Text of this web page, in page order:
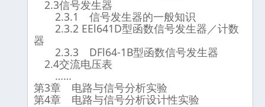
2.3信号发生器
2.3.1 信号发生器的一般知识
2.3.2 EEl641D型函数信号发生器／计数
器
2.3.3 DFl64-1B型函数信号发生器
2.4交流电压表
……
第3章 电路与信号分析实验
第4章 电路与信号分析设计性实验